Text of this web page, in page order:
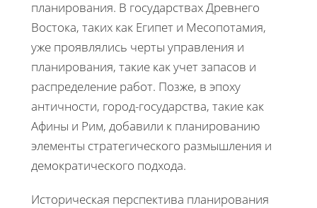
планирования. В государствах Древнего
Востока, таких как Египет и Месопотамия,
уже проявлялись черты управления и
планирования, такие как учет запасов и
распределение работ. Позже, в эпоху
античности, город-государства, такие как
Афины и Рим, добавили к планированию
элементы стратегического размышления и
демократического подхода.
Историческая перспектива планирования